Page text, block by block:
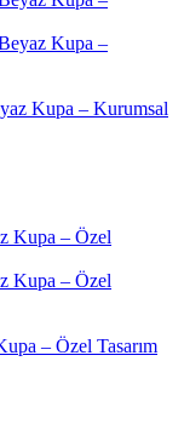
Kupa – Kurumsal
– Özel Tasarım